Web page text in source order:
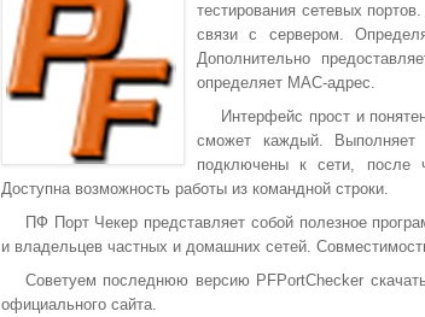
тестирования сетевых
связи с сервером.
Дополнительно
определяет MAC-адрес.
Интерфейс прост и
сможет каждый. Выполняет
подключены к сети, после
Доступна возможность работы из командной строки.
ПФ Порт Чекер представляет собой полезное
и владельцев частных и домашних сетей.
Советуем последнюю версию PFPortChecker
официального сайта.